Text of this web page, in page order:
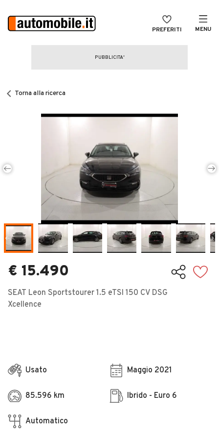
PREFERITI MENU
CERCA
Noleggio a lungo termine
Auto d'epoca
Camper
Veicoli Commerciali
Concessionari
Torna alla ricerca
€ 15.490
SEAT Leon Sportstourer 1.5 eTSI 150 CV DSG
Xcellence
Usato Maggio 2021
85.596 km Ibrido - Euro 6
Automatico